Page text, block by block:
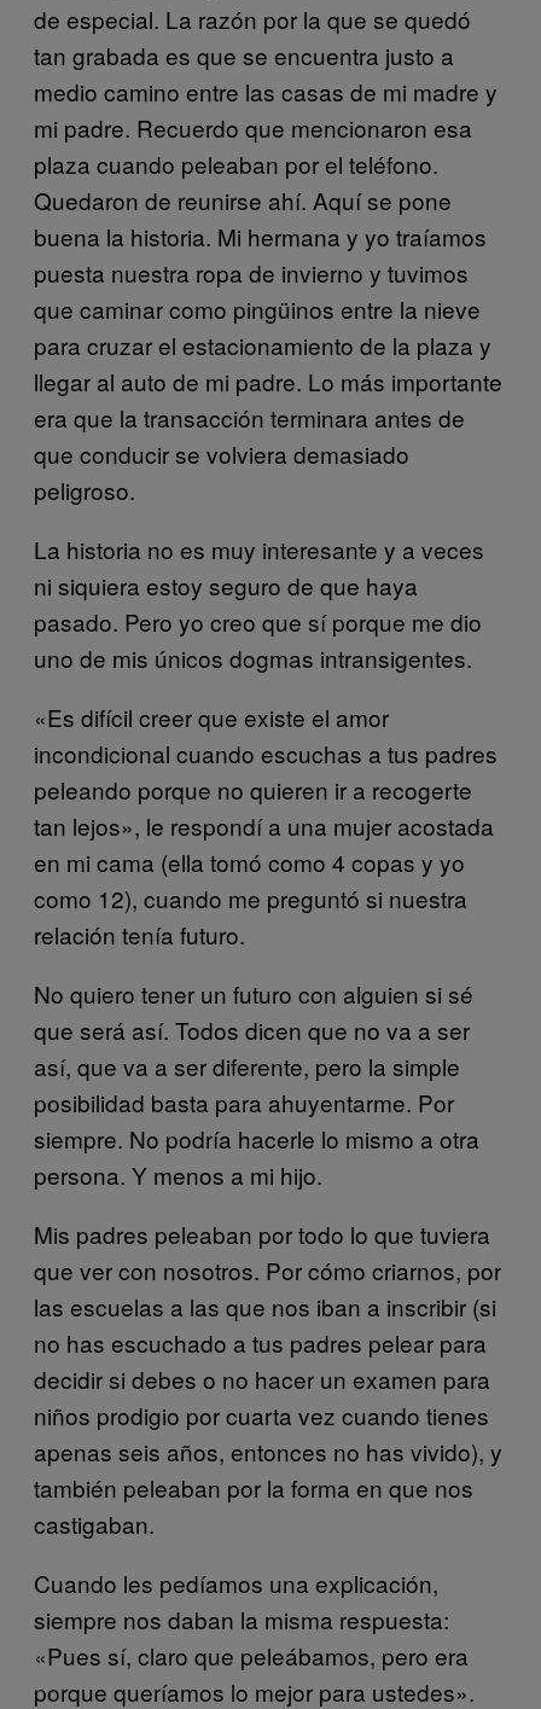
de especial. La razón por la que se quedó
tan grabada es que se encuentra justo a
medio camino entre las casas de mi madre y
mi padre. Recuerdo que mencionaron esa
plaza cuando peleaban por el teléfono.
Quedaron de reunirse ahí. Aquí se pone
buena la historia. Mi hermana y yo traíamos
puesta nuestra ropa de invierno y tuvimos
que caminar como pingüinos entre la nieve
para cruzar el estacionamiento de la plaza y
llegar al auto de mi padre. Lo más importante
era que la transacción terminara antes de
que conducir se volviera demasiado
peligroso.
La historia no es muy interesante y a veces
ni siquiera estoy seguro de que haya
pasado. Pero yo creo que sí porque me dio
uno de mis únicos dogmas intransigentes.
«Es difícil creer que existe el amor
incondicional cuando escuchas a tus padres
peleando porque no quieren ir a recogerte
tan lejos», le respondí a una mujer acostada
en mi cama (ella tomó como 4 copas y yo
como 12), cuando me preguntó si nuestra
relación tenía futuro.
No quiero tener un futuro con alguien si sé
que será así. Todos dicen que no va a ser
así, que va a ser diferente, pero la simple
posibilidad basta para ahuyentarme. Por
siempre. No podría hacerle lo mismo a otra
persona. Y menos a mi hijo.
Mis padres peleaban por todo lo que tuviera
que ver con nosotros. Por cómo criarnos, por
las escuelas a las que nos iban a inscribir (si
no has escuchado a tus padres pelear para
decidir si debes o no hacer un examen para
niños prodigio por cuarta vez cuando tienes
apenas seis años, entonces no has vivido), y
también peleaban por la forma en que nos
castigaban.
Cuando les pedíamos una explicación,
siempre nos daban la misma respuesta:
«Pues sí, claro que peleábamos, pero era
porque queríamos lo mejor para ustedes».